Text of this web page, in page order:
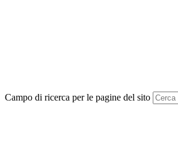
Campo di ricerca per le pagine del sito